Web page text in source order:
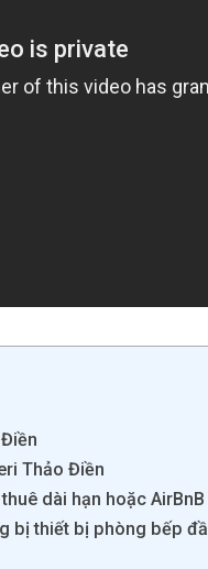
Thảo Điền
dài hạn hoặc AirBnB
bị thiết bị phòng bếp